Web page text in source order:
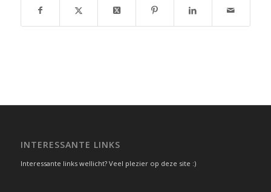
INTERESSANTE LINKS
Interessante links wellicht? Veel plezier op deze site :)